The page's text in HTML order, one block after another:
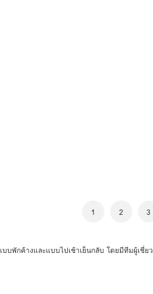
1 2 3
บพักค้างและแบบไปเช้าเย็นกลับ โดยมีทีมผู้เ